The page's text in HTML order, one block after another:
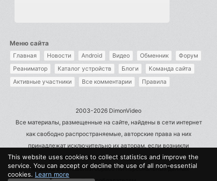
Меню сайта
Главная Новости Android Видео Обменник
Форум
Реаниматор
Каталог устройств Блоги
Команда сайта
Активные участники
Все комментарии Правила
2003-2026 DimonVideo
Все материалы, размещенные на сайте, найдены в сети интернет
как свободно распространяемые, авторские права на них
принадлежат исключительно их авторам, если возникли
претензии - пишите на admin@dimonvideo.ru
Политика в отношении обработки персональных данных
This website uses cookies to collect statistics and improve the
service. You can accept or decline the use of all non-essential
cookies. Learn more